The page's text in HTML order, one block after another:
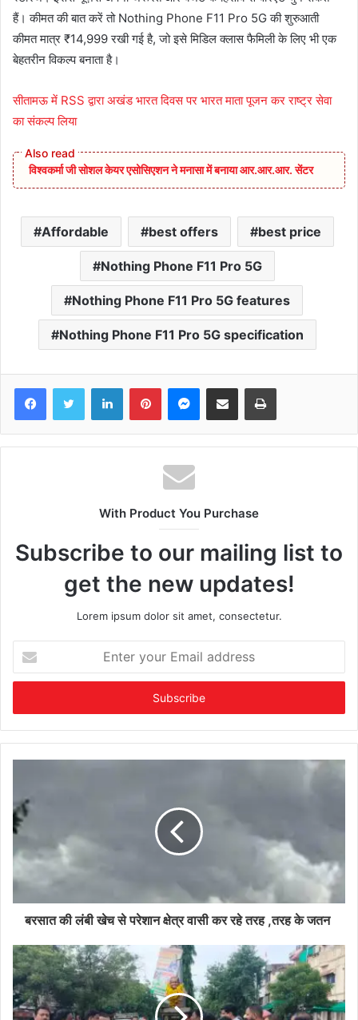
हैं। कीमत की बात करें तो Nothing Phone F11 Pro 5G की शुरुआती
कीमत मात्र ₹14,999 रखी गई है, जो इसे मिडिल क्लास फैमिली के लिए भी एक
बेहतरीन विकल्प बनाता है।
सीतामऊ में RSS द्वारा अखंड भारत दिवस पर भारत माता पूजन कर राष्ट्र सेवा
का संकल्प लिया
विश्वकर्मा जी सोशल केयर एसोसिएशन ने मनासा में बनाया आर.आर.आर. सेंटर
Affordable best offers best price
Nothing Phone F11 Pro 5G
Nothing Phone F11 Pro 5G features
Nothing Phone F11 Pro 5G specification
FacebookTwitter LinkedInPinterestMessenger
Share via Email Print
With Product You Purchase
Subscribe to our mailing list to
get the new updates!
Lorem ipsum dolor sit amet, consectetur.
your
Email
बरसात की लंबी खेच से परेशान क्षेत्र वासी कर रहे तरह ,तरह के जतन